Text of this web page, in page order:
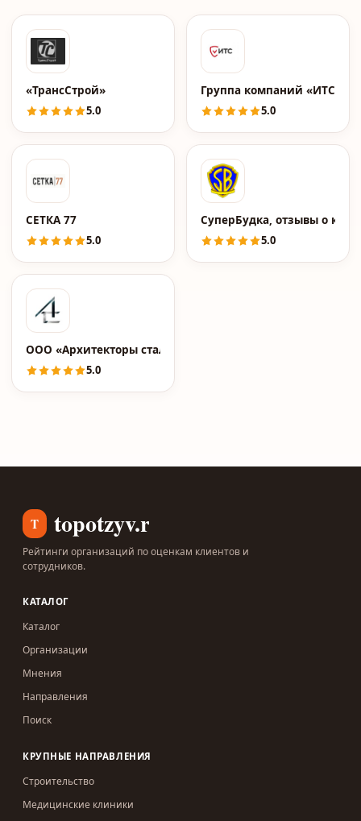
«ТрансСтрой»
5.0
Группа компаний «ИТС»
5.0
СЕТКА 77
5.0
СуперБудка, отзывы о
5.0
ООО «Архитекторы стали» - Истра
5.0
T topotzyv.ru
Рейтинги организаций по оценкам клиентов и
сотрудников.
КАТАЛОГ
Каталог
Организации
Мнения
Направления
Поиск
КРУПНЫЕ НАПРАВЛЕНИЯ
Строительство
Медицинские клиники